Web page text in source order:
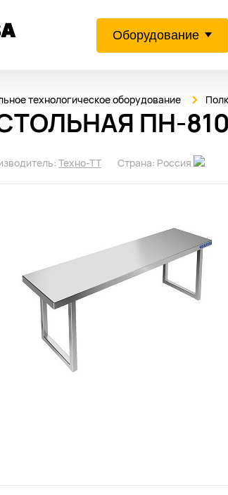
Оборудование
технологическое оборудование
ПН-
Техно-ТТ Страна: Россия